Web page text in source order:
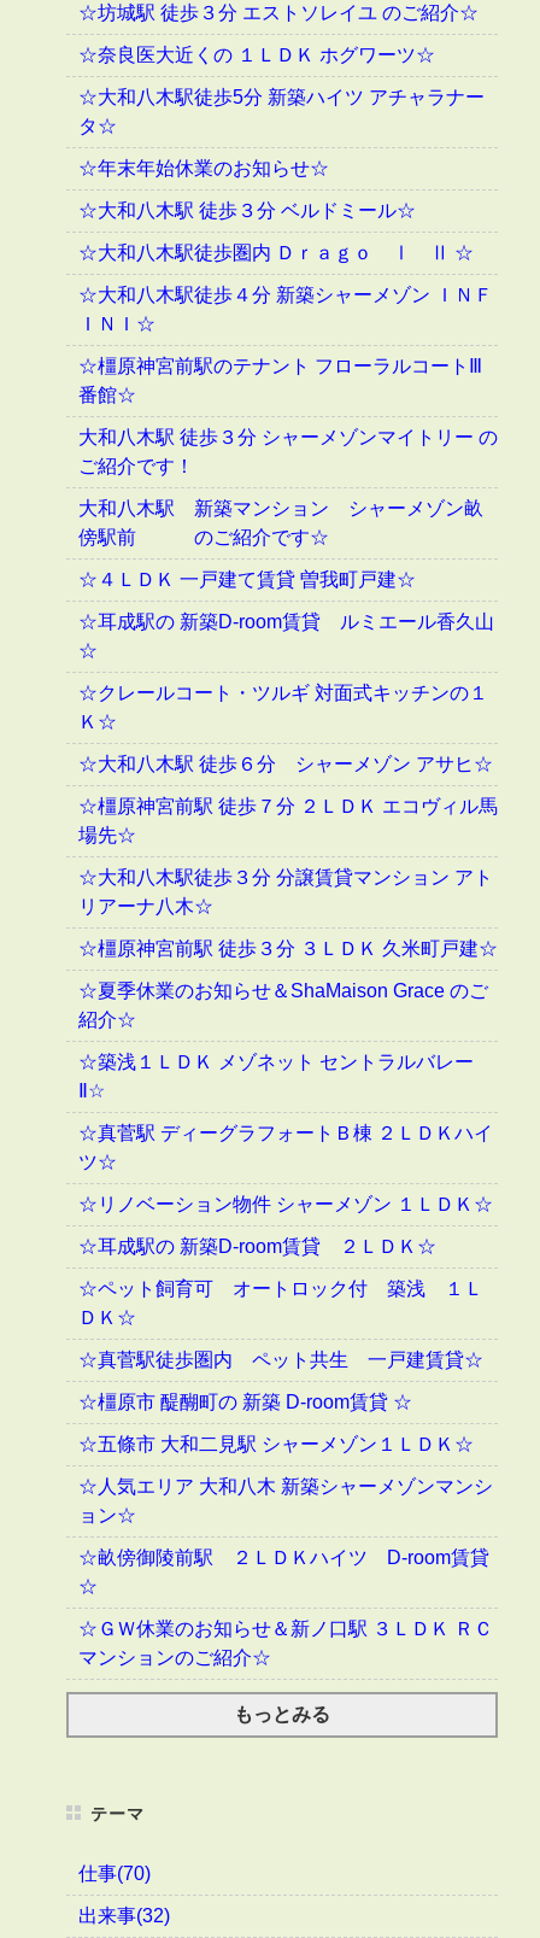
☆坊城駅 徒歩３分 エストソレイユ のご紹介☆
☆奈良医大近くの １ＬＤＫ ホグワーツ☆
☆大和八木駅徒歩5分 新築ハイツ アチャラナー
タ☆
☆年末年始休業のお知らせ☆
☆大和八木駅 徒歩３分 ベルドミール☆
☆大和八木駅徒歩圏内 Ｄｒａｇｏ Ⅰ Ⅱ ☆
☆大和八木駅徒歩４分 新築シャーメゾン ＩＮＦ
ＩＮＩ☆
☆橿原神宮前駅のテナント フローラルコートⅢ
番館☆
大和八木駅 徒歩３分 シャーメゾンマイトリー の
ご紹介です！
大和八木駅 新築マンション シャーメゾン畝
傍駅前 のご紹介です☆
☆４ＬＤＫ 一戸建て賃貸 曽我町戸建☆
☆耳成駅の 新築D-room賃貸 ルミエール香久山
☆
☆クレールコート・ツルギ 対面式キッチンの１
Ｋ☆
☆大和八木駅 徒歩６分 シャーメゾン アサヒ☆
☆橿原神宮前駅 徒歩７分 ２ＬＤＫ エコヴィル馬
場先☆
☆大和八木駅徒歩３分 分譲賃貸マンション アト
リアーナ八木☆
☆橿原神宮前駅 徒歩３分 ３ＬＤＫ 久米町戸建☆
☆夏季休業のお知らせ＆ShaMaison Grace のご
紹介☆
☆築浅１ＬＤＫ メゾネット セントラルバレー
Ⅱ☆
☆真菅駅 ディーグラフォートＢ棟 ２ＬＤＫハイ
ツ☆
☆リノベーション物件 シャーメゾン １ＬＤＫ☆
☆耳成駅の 新築D-room賃貸 ２ＬＤＫ☆
☆ペット飼育可 オートロック付 築浅 １Ｌ
ＤＫ☆
☆真菅駅徒歩圏内 ペット共生 一戸建賃貸☆
☆橿原市 醍醐町の 新築 D-room賃貸 ☆
☆五條市 大和二見駅 シャーメゾン１ＬＤＫ☆
☆人気エリア 大和八木 新築シャーメゾンマンシ
ョン☆
☆畝傍御陵前駅 ２ＬＤＫハイツ D-room賃貸
☆
☆ＧＷ休業のお知らせ＆新ノ口駅 ３ＬＤＫ ＲＣ
マンションのご紹介☆
もっとみる
テーマ
仕事(70)
出来事(32)